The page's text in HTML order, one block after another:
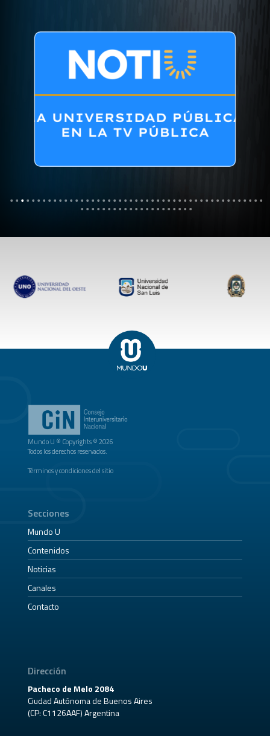
Mundo U ® Copyrights © 2026
Todos los derechos reservados.
Términos y condiciones del sitio
Secciones
Mundo U
Contenidos
Noticias
Canales
Contacto
Dirección
Pacheco de Melo 2084
Ciudad Autónoma de Buenos Aires
(CP: C1126AAF) Argentina